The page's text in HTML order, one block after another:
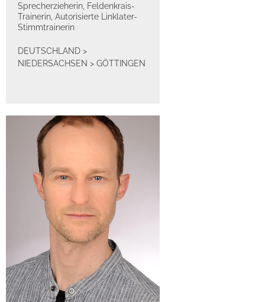
Sprecherzieherin, Feldenkrais-
Trainerin, Autorisierte Linklater-
Stimmtrainerin
DEUTSCHLAND >
NIEDERSACHSEN > GÖTTINGEN